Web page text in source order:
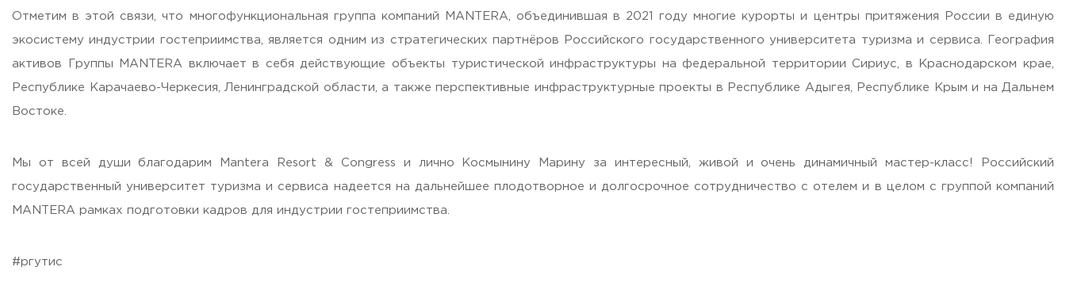
141221, Московская обл.,Городской округ Пушкинский, пгт. Черкизово, ул. Главная, 99
obrashenia@rguts.ru
Отметим в этой связи, что многофункциональная группа компаний MANTERA, объединившая в 2021 году многие курорты и центры притяжения России в единую
экосистему индустрии гостеприимства, является одним из стратегических партнёров Российского государственного университета туризма и сервиса. География
активов Группы MANTERA включает в себя действующие объекты туристической инфраструктуры на федеральной территории Сириус, в Краснодарском крае,
Республике Карачаево-Черкесия, Ленинградской области, а также перспективные инфраструктурные проекты в Республике Адыгея, Республике Крым и на Дальнем
Востоке.
Мы от всей души благодарим Mantera Resort & Congress и лично Космынину Марину за интересный, живой и очень динамичный мастер-класс! Российский
государственный университет туризма и сервиса надеется на дальнейшее плодотворное и долгосрочное сотрудничество с отелем и в целом с группой компаний
MANTERA рамках подготовки кадров для индустрии гостеприимства.
#ргутис